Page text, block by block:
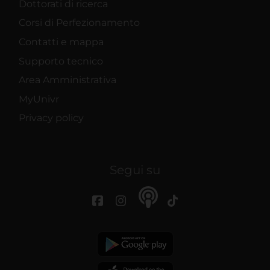
Dottorati di ricerca
Corsi di Perfezionamento
Contatti e mappa
Supporto tecnico
Area Amministrativa
MyUnivr
Privacy policy
Segui su